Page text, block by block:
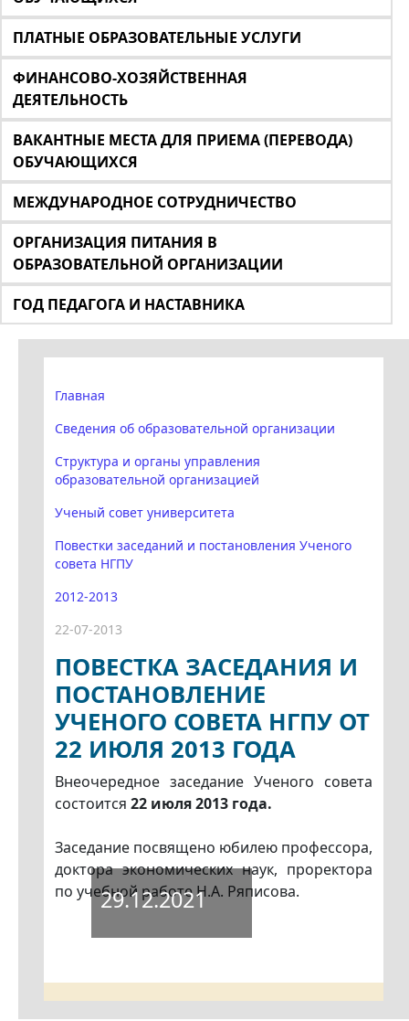
ПЛАТНЫЕ ОБРАЗОВАТЕЛЬНЫЕ УСЛУГИ
ФИНАНСОВО-ХОЗЯЙСТВЕННАЯ
ДЕЯТЕЛЬНОСТЬ
ВАКАНТНЫЕ МЕСТА ДЛЯ ПРИЕМА (ПЕРЕВОДА)
ОБУЧАЮЩИХСЯ
МЕЖДУНАРОДНОЕ СОТРУДНИЧЕСТВО
ОРГАНИЗАЦИЯ ПИТАНИЯ В
ОБРАЗОВАТЕЛЬНОЙ ОРГАНИЗАЦИИ
ГОД ПЕДАГОГА И НАСТАВНИКА
Главная
Сведения об образовательной организации
Структура и органы управления
образовательной организацией
Ученый совет университета
Повестки заседаний и постановления Ученого
совета НГПУ
2012-2013
22-07-2013
ПОВЕСТКА ЗАСЕДАНИЯ И
ПОСТАНОВЛЕНИЕ
УЧЕНОГО СОВЕТА НГПУ ОТ
22 ИЮЛЯ 2013 ГОДА
Внеочередное заседание Ученого совета
состоится 22 июля 2013 года.
Заседание посвящено юбилею профессора,
доктора экономических наук, проректора
по учебной работе Н.А. Ряписова.
29.12.2021